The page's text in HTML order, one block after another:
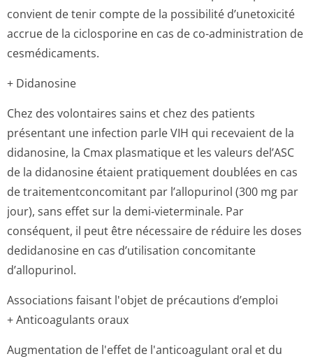
convient de tenir compte de la possibilité d’unetoxicité
accrue de la ciclosporine en cas de co-administration de
cesmédicaments.
+ Didanosine
Chez des volontaires sains et chez des patients
présentant une infection parle VIH qui recevaient de la
didanosine, la Cmax plasmatique et les valeurs del’ASC
de la didanosine étaient pratiquement doublées en cas
de traitementcon­comitant par l’allopurinol (300 mg par
jour), sans effet sur la demi‑vieterminale. Par
conséquent, il peut être nécessaire de réduire les doses
dedidanosine en cas d’utilisation concomitante
d’allopurinol.
Associations faisant l'objet de précautions d’emploi
+ Anticoagulants oraux
Augmentation de l'effet de l'anticoagulant oral et du